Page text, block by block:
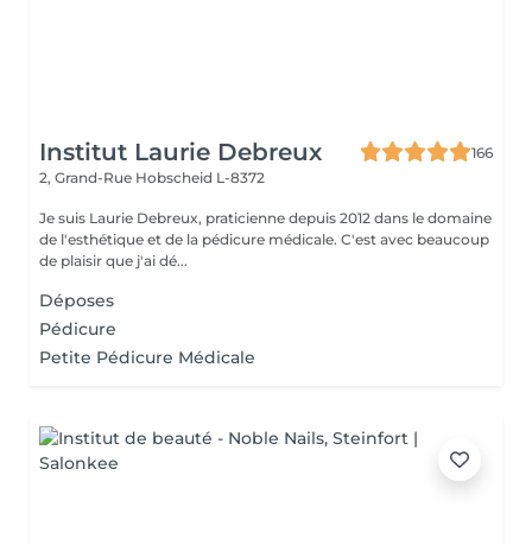
Institut Laurie Debreux
166
2, Grand-Rue Hobscheid L-8372
Je suis Laurie Debreux, praticienne depuis 2012 dans le domaine
de l'esthétique et de la pédicure médicale. C'est avec beaucoup
de plaisir que j'ai dé...
Déposes
Pédicure
Petite Pédicure Médicale